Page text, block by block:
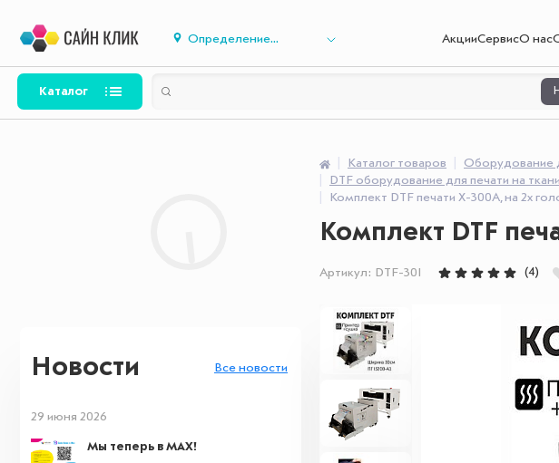
Определение... АкцииСервисО нас
Каталог
Новости Все новости
29 июня 2026
Мы теперь в MAX!
Каталог товаров Оборудование
DTF оборудование для печати на
Комплект DTF печати X-300A, на 2х
Комплект DTF
Артикул: DTF-30I (4)